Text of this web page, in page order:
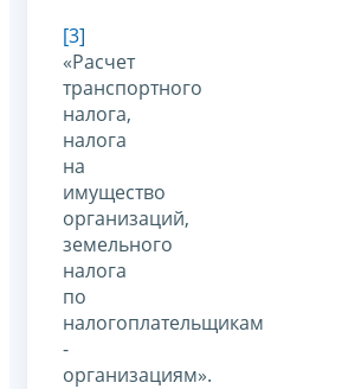
[3]
«Расчет
транспортного
налога,
налога
на
имущество
организаций,
земельного
налога
по
налогоплательщикам
-
организациям».